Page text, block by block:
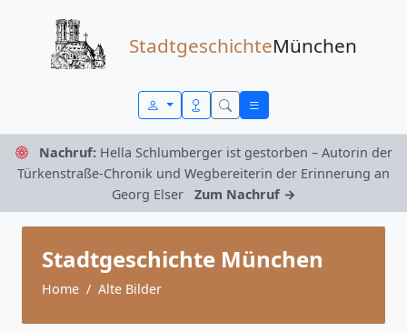
StadtgeschichteMünchen
Nachruf: Hella Schlumberger ist gestorben – Autorin der
Türkenstraße-Chronik und Wegbereiterin der Erinnerung an
Georg Elser
Zum Nachruf →
Stadtgeschichte München
Home Alte Bilder